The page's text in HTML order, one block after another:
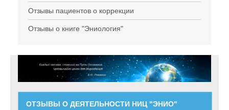
Отзывы пациентов о коррекции
Отзывы о книге "Эниология"
ОТЗЫВЫ О ДЕЯТЕЛЬНОСТИ НИЦ "ЭНИО"